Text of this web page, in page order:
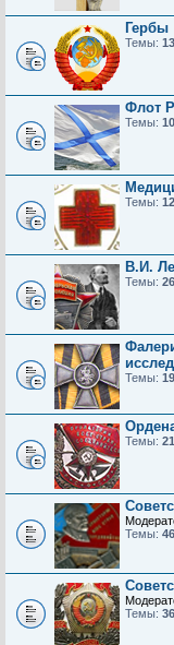
Гербы
Темы:
Флот
Темы:
Темы:
В.И.
Темы:
Темы:
Темы:
Темы:
Темы: